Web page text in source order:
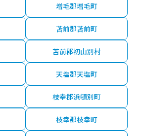
増毛郡増毛町
苫前郡苫前町
苫前郡初山別村
天塩郡天塩町
枝幸郡浜頓別町
枝幸郡枝幸町